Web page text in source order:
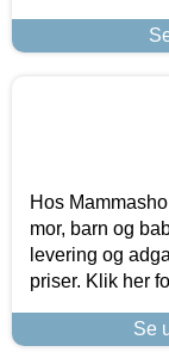
Hos
mor, barn og
levering og
priser. Klik her
Se